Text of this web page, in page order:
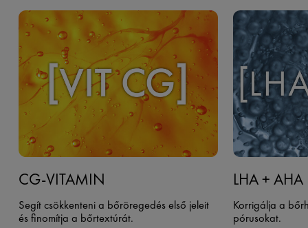
CG-VITAMIN
Segít csökkenteni a bőröregedés első jeleit
és finomítja a bőrtextúrát.
LHA + AHA​
Korrigálja a
pórusokat.